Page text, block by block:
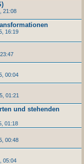
21:08
16:19
00:04
01:21
und stehenden
01:18
00:48
05:04